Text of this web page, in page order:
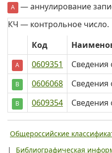
А
— аннулирование
КЧ — контрольное число.
Код
А 0609351
В 0606068
В 0609354
Общероссийские
|
Библиографическая